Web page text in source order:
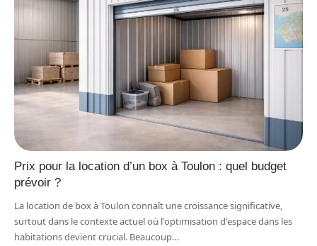
Prix pour la location d’un box à Toulon : quel budget
prévoir ?
La location de box à Toulon connaît une croissance significative,
surtout dans le contexte actuel où l'optimisation d'espace dans les
habitations devient crucial. Beaucoup…